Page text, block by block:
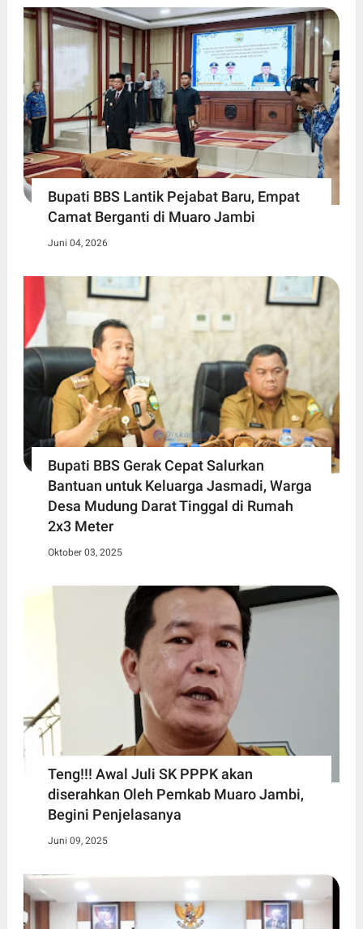
Bupati BBS Lantik Pejabat Baru, Empat
Camat Berganti di Muaro Jambi
Juni 04, 2026
Bupati BBS Gerak Cepat Salurkan
Bantuan untuk Keluarga Jasmadi, Warga
Desa Mudung Darat Tinggal di Rumah
2x3 Meter
Oktober 03, 2025
Teng!!! Awal Juli SK PPPK akan
diserahkan Oleh Pemkab Muaro Jambi,
Begini Penjelasanya
Juni 09, 2025